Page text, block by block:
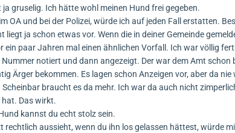
ja gruselig. Ich hätte wohl meinen Hund frei gegeben.
OA und bei der Polizei, würde ich auf jeden Fall erstatten.
liegt ja schon etwas vor. Wenn die in deiner Gemeinde
ein paar Jahren mal einen ähnlichen Vorfall. Ich war völlig
notiert und dann angezeigt. Der war dem Amt
Ärger bekommen. Es lagen schon Anzeigen vor, aber da
Scheinbar braucht es da mehr. Ich war da auch nicht
Das wirkt.
kannst du echt stolz sein.
rechtlich aussieht, wenn du ihn los gelassen hättest, würde